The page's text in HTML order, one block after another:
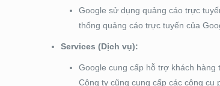
Google sử dụng quảng cáo trực
thống quảng cáo trực tuyến của
Services (Dịch vụ):
Google cung cấp hỗ trợ khách
Công ty cũng cung cấp các công